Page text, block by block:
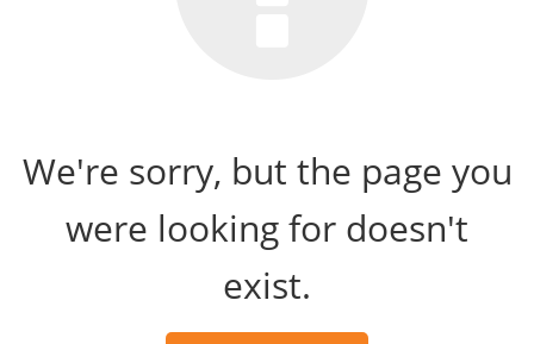
We're sorry, but the page you
were looking for doesn't
exist.